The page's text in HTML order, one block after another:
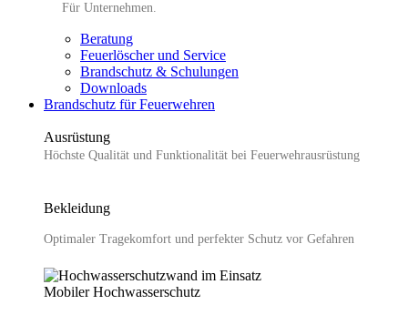
Für Unternehmen.
Beratung
Feuerlöscher und Service
Brandschutz & Schulungen
Downloads
Brandschutz für Feuerwehren
Ausrüstung
Höchste Qualität und Funktionalität bei Feuerwehr­ausrüstung
Bekleidung
Optimaler Tragekomfort und perfekter Schutz vor Gefahren
Mobiler Hochwasser­schutz